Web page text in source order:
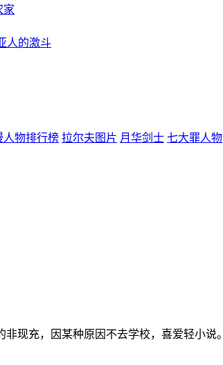
家
人的激斗
人物排行榜 拉尔夫图片 月华剑士 七大罪人物
现充，因某种原因不去学校，喜爱轻小说。